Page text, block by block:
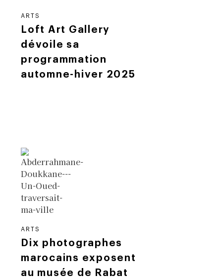
ARTS
Loft Art Gallery
dévoile sa
programmation
automne-hiver 2025
ARTS
Dix photographes
marocains exposent
au musée de Rabat